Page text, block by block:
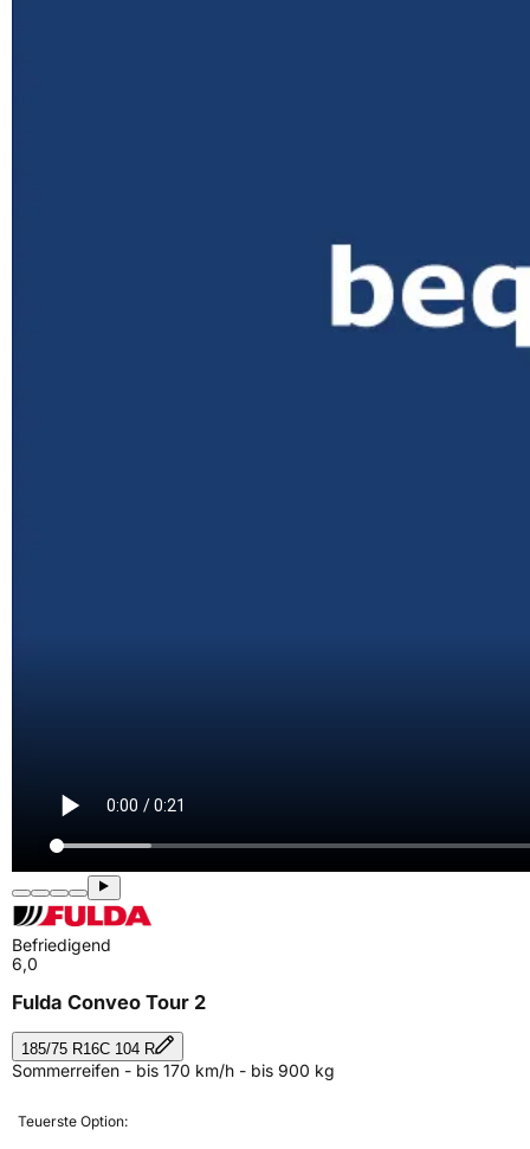
Befriedigend
6,0
Fulda Conveo Tour 2
185/75 R16C 104 R
Sommerreifen - bis 170 km/h - bis 900 kg
Teuerste Option: